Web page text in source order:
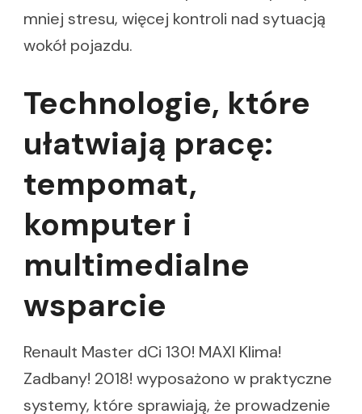
mniej stresu, więcej kontroli nad sytuacją
wokół pojazdu.
Technologie, które
ułatwiają pracę:
tempomat,
komputer i
multimedialne
wsparcie
Renault Master dCi 130! MAXI Klima!
Zadbany! 2018! wyposażono w praktyczne
systemy, które sprawiają, że prowadzenie